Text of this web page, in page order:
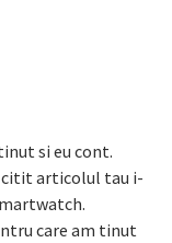
si eu cont.
citit articolul tau i-
care am tinut